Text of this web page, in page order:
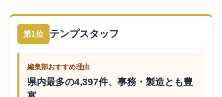
第1位 テンプスタッフ
編集部おすすめ理由
県内最多の4,397件、事務・製造とも豊